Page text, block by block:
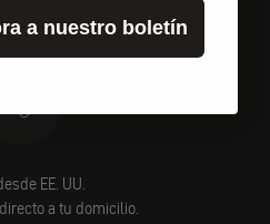
EE. UU.
a tu domicilio.
a nuestro boletín